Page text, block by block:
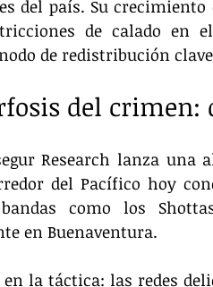
del país. Su
de calado en
de redistribución
del crimen:
Research lanza
del Pacífico hoy
como los
en Buenaventura.
en la táctica: las redes